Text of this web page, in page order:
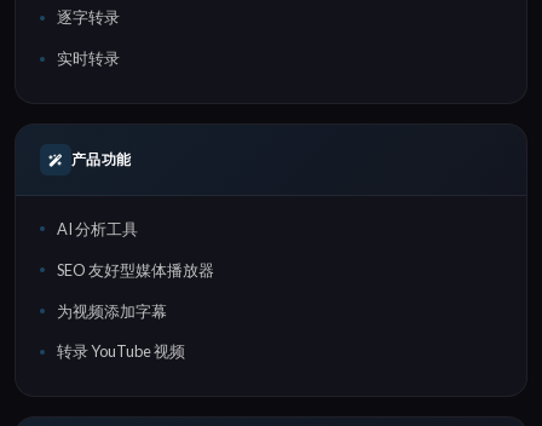
逐字转录
实时转录
产品功能
AI 分析工具
SEO 友好型媒体播放器
为视频添加字幕
转录 YouTube 视频